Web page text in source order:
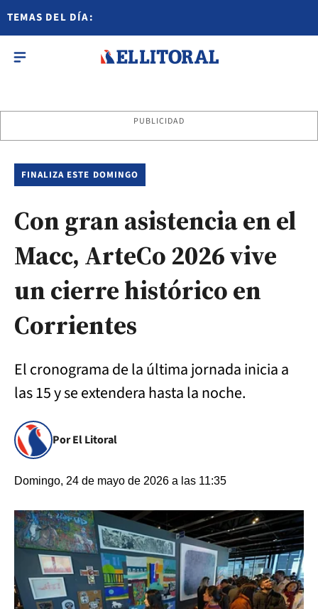
TEMAS DEL DÍA:
PUBLICIDAD
FINALIZA ESTE DOMINGO
Con gran asistencia en el
Macc, ArteCo 2026 vive
un cierre histórico en
Corrientes
El cronograma de la última jornada inicia a
las 15 y se extendera hasta la noche.
Por El Litoral
Domingo, 24 de mayo de 2026 a las 11:35